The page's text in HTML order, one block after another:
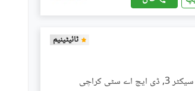
ٹائیٹینیم
سٹی کراچی